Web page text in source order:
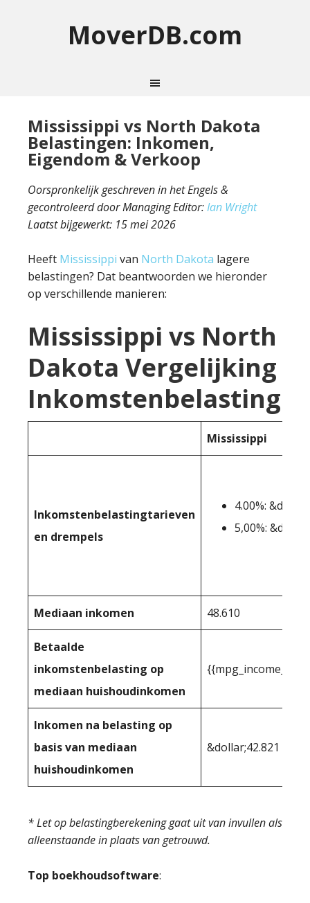
MoverDB.com
Mississippi vs North Dakota
Belastingen: Inkomen,
Eigendom & Verkoop
Oorspronkelijk geschreven in het Engels &
gecontroleerd door Managing Editor:Ian Wright
Laatst bijgewerkt: 15 mei 2026
Heeft Mississippi van North Dakota lagere
belastingen? Dat beantwoorden we hieronder
op verschillende manieren:
Mississippi vs North
Dakota Vergelijking
Inkomstenbelasting
Mississippi
Inkomstenbelastingtarieven
en drempels
4.00%:
5,00%:
Mediaan inkomen 48.610
Betaalde
inkomstenbelasting op
mediaan huishoudinkomen
Inkomen na belasting op
basis van mediaan
huishoudinkomen
&dollar;42.821
* Let op belastingberekening gaat uit van invullen als
alleenstaande in plaats van getrouwd.
Top boekhoudsoftware: